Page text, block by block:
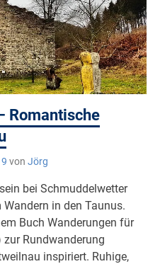
Romantische
von Jörg
bei Schmuddelwetter
in den Taunus.
Buch Wanderungen für
Rundwanderung
inspiriert. Ruhige,